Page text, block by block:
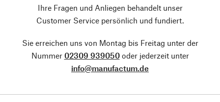
Ihre Fragen und Anliegen behandelt unser
Customer Service persönlich und fundiert.
Sie erreichen uns von Montag bis Freitag unter der
Nummer 02309 939050oder jederzeit unter
info@manufactum.de